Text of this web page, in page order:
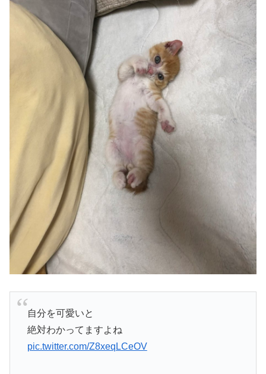
自分を可愛いと
絶対わかってますよね
pic.twitter.com/Z8xeqLCeOV